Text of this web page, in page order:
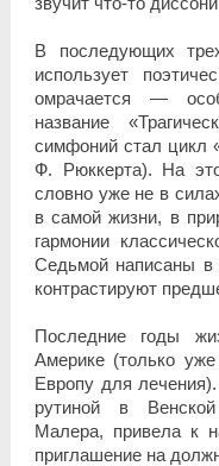
В последующих
использует
омрачается —
название
симфоний стал цикл
Ф. Рюккерта). На
словно уже не в
в самой жизни, в
гармонии
Седьмой написаны в
контрастируют
Последние годы
Америке (только
Европу для
рутиной в
Малера, привела к
приглашение на